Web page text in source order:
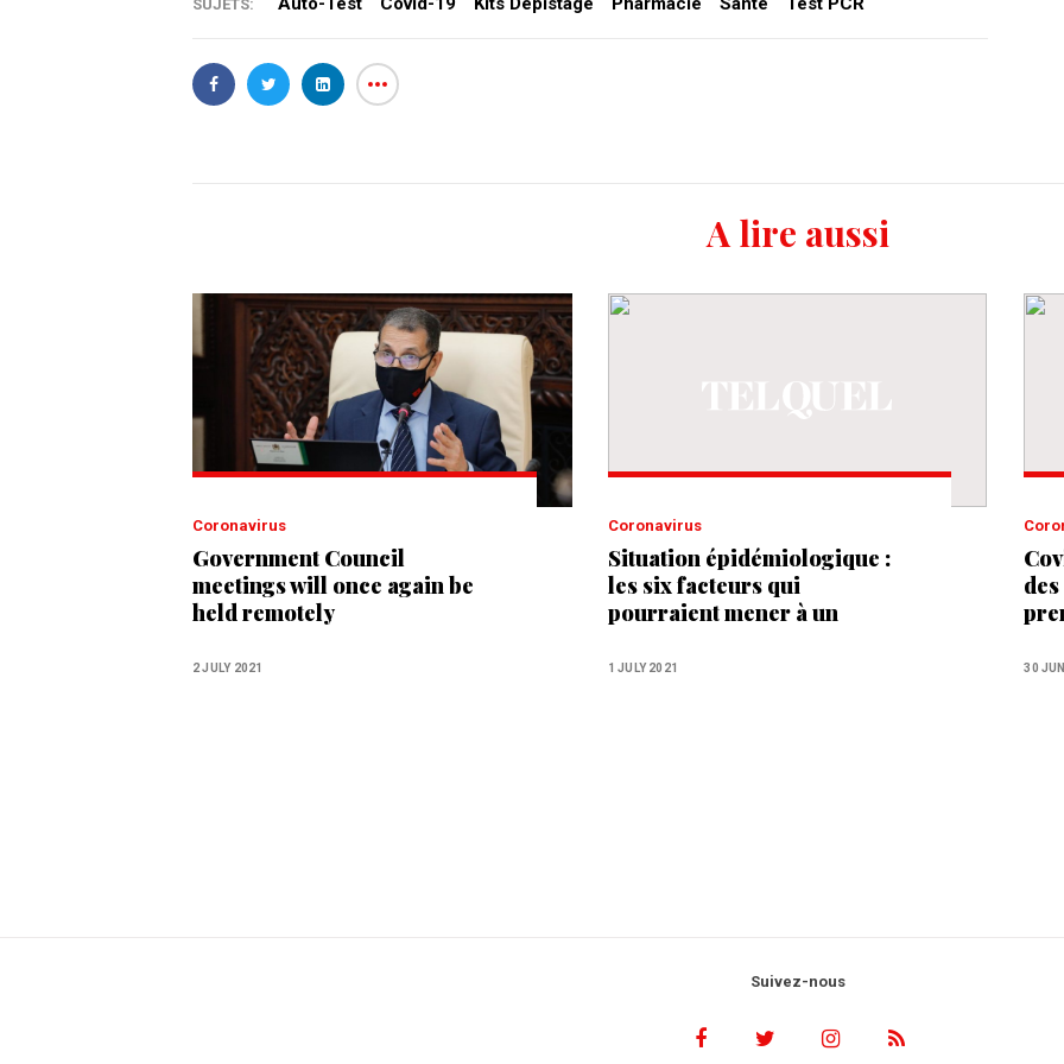
SUJETS:
A lire aussi
Coronavirus
Government Council
meetings will once again be
held remotely
2 JULY 2021
Coronavirus
Situation épidémiologique :
les six facteurs qui
pourraient mener à un
1 JULY 2021 30
Suivez-nous